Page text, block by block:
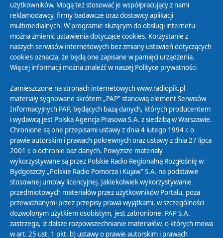
Polityka Prywatności
Zasady korzystania z Serwisu
Organizacje Pożytku Publicznego
Cyfryzacja DAB+
Polityka ochrony danych osobowych
Abonament
Zamówienia publiczne
Biuletyn Informacji Publicznej
użytkowników. Mogą też stosować je współpracujący z nami
reklamodawcy, firmy badawcze oraz dostawcy aplikacji
multimedialnych. W programie służącym do obsługi internetu
można zmienić ustawienia dotyczące cookies. Korzystanie z
naszych serwisów internetowych bez zmiany ustawień dotyczących
cookies oznacza, że będą one zapisane w pamięci urządzenia.
Więcej informacji można znaleźć w naszej Polityce prywatności
Zamieszczone na stronach internetowych www.radiopik.pl
materiały sygnowane skrótem „PAP” stanowią element Serwisów
Informacyjnych PAP, będących bazą danych, których producentem
i wydawcą jest Polska Agencja Prasowa S.A. z siedzibą w Warszawie.
Chronione są one przepisami ustawy z dnia 4 lutego 1994 r. o
prawie autorskim i prawach pokrewnych oraz ustawy z dnia 27 lipca
2001 r. o ochronie baz danych. Powyższe materiały
wykorzystywane są przez Polskie Radio Regionalną Rozgłośnię w
Bydgoszczy „Polskie Radio Pomorza i Kujaw” S.A. na podstawie
stosownej umowy licencyjnej. Jakiekolwiek wykorzystywanie
przedmiotowych materiałów przez użytkowników Portalu, poza
przewidzianymi przez przepisy prawa wyjątkami, w szczególności
dozwolonym użytkiem osobistym, jest zabronione. PAP S.A.
zastrzega, iż dalsze rozpowszechnianie materiałów, o których mowa
w art. 25 ust. 1 pkt. b) ustawy o prawie autorskim i prawach